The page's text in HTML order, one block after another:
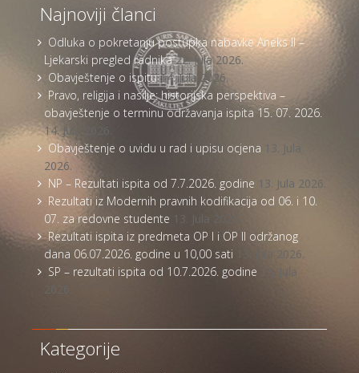
Najnoviji članci
Odluka o pokretanju postupka nabavke Aneks II –
Ljekarski pregled radnika 22. Jula 2026.
Obavještenje o ispitu 14. Jula 2026.
Pravo, religija i nasilje: historijska perspektiva –
obavještenje o terminu održavanja ispita 15. 07. 2026.
14. Jula 2026.
Obavještenje o uvidu u rad i upisu ocjena 13. Jula
2026.
NP – Rezultati ispita od 7.7.2026. godine 13. Jula 2026.
Rezultati iz Modernih pravnih kodifikacija od 06. i 10.
07. za redovne studente 13. Jula 2026.
Rezultati ispita iz predmeta OP I i OP II održanog
dana 06.07.2026. godine u 10,00 sati
13. Jula 2026.
SP – rezultati ispita od 10.7.2026. godine
13. Jula
2026.
Kategorije